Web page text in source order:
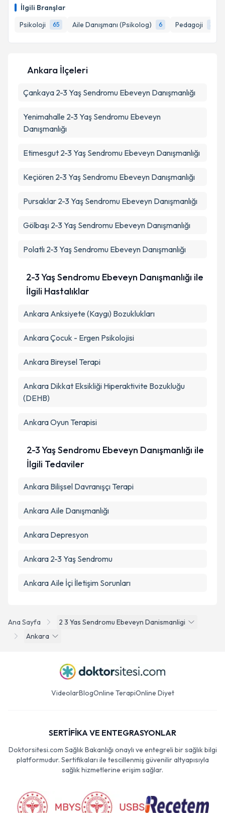
İlgili Branşlar
Psikoloji
65 Aile Danışmanı (Psikolog) 6 Pedagoji 3
E-posta Adresiniz
Metni'ni okudum ve kişisel verilerimin belirtilen
kapsamda işlenmesini kabul ediyorum.
Ana Sayfa
2 3 Yas Sendromu Ebeveyn Danismanligi
Ankara
Ankara İlçeleri
Çankaya 2-3 Yaş Sendromu Ebeveyn Danışmanlığı
Yenimahalle 2-3 Yaş Sendromu Ebeveyn
Danışmanlığı
Etimesgut 2-3 Yaş Sendromu Ebeveyn Danışmanlığı
Keçiören 2-3 Yaş Sendromu Ebeveyn Danışmanlığı
Pursaklar 2-3 Yaş Sendromu Ebeveyn Danışmanlığı
Gölbaşı 2-3 Yaş Sendromu Ebeveyn Danışmanlığı
Polatlı 2-3 Yaş Sendromu Ebeveyn Danışmanlığı
2-3 Yaş Sendromu Ebeveyn Danışmanlığı ile
İlgili Hastalıklar
Ankara Anksiyete (Kaygı) Bozuklukları
Ankara Çocuk - Ergen Psikolojisi
Ankara Bireysel Terapi
Ankara Dikkat Eksikliği Hiperaktivite Bozukluğu
(DEHB)
Ankara Oyun Terapisi
2-3 Yaş Sendromu Ebeveyn Danışmanlığı ile
İlgili Tedaviler
Ankara Bilişsel Davranışçı Terapi
Ankara Aile Danışmanlığı
Ankara Depresyon
Ankara 2-3 Yaş Sendromu
Ankara Aile İçi İletişim Sorunları
VideolarBlogOnline TerapiOnline Diyet
SERTİFİKA VE ENTEGRASYONLAR
Doktorsitesi.com Sağlık Bakanlığı onaylı ve entegreli bir sağlık bilgi
platformudur. Sertifikaları ile tescillenmiş güvenilir altyapısıyla
sağlık hizmetlerine erişim sağlar.